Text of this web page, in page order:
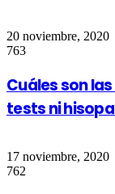
20 noviembre, 2020
763
Cuáles son
tests ni
17 noviembre, 2020
762